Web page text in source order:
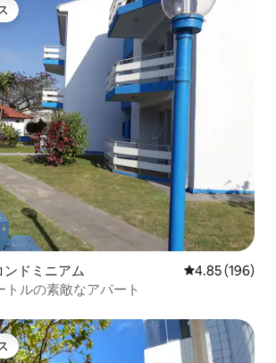
イスです。
ドミニアム レビュー196
4.85 (196)
トルの素敵なアパート
ョイスです。